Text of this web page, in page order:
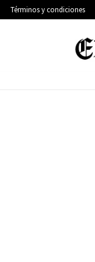
Términos y condiciones